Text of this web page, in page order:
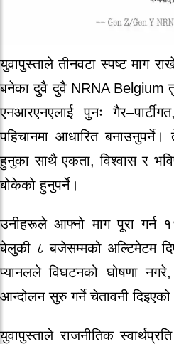
युवापुस्ताले तीनवटा स्पष्ट माग
बनेका दुवै दुवै NRNA Belgium
एनआरएनएलाई पुनः
पहिचानमा आधारित
हुनुका साथै एकता, विश्वास र
बोकेको हुनुपर्ने।
उनीहरूले आफ्नो माग पूरा गर्न
बेलुकी ८ बजेसम्मको अल्टिमेटम
प्यानलले विघटनको घोषणा
आन्दोलन सुरु गर्ने चेतावनी
युवापुस्ताले राजनीतिक